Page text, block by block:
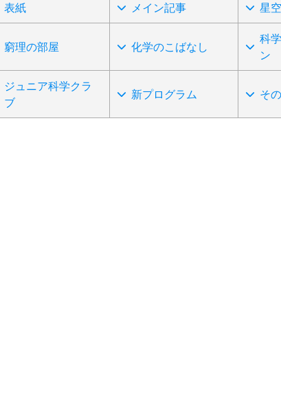
表紙 メイン記事 星
窮理の部屋 化学のこばなし
科
ン
ジュニア科学クラ
ブ
新プログラム そ